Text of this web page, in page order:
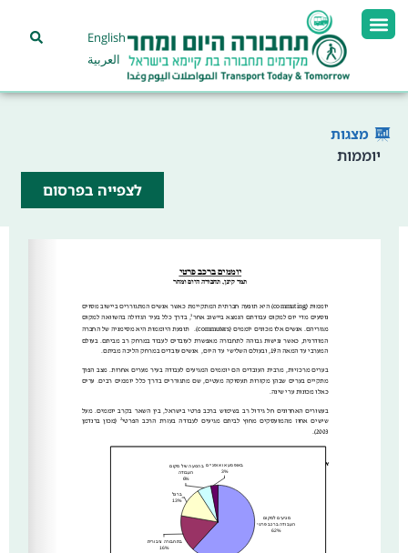
English
العربية
מצגות
יוממות
לצפייה בפרסום